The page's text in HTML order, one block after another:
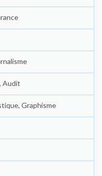
Audit
Graphisme